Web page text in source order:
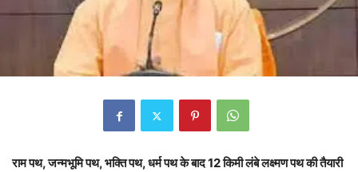
राम पथ, जन्मभूमि पथ, भक्ति पथ, धर्म पथ के बाद 12 किमी लंबे लक्ष्मण पथ की तैयारी